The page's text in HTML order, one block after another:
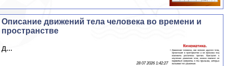
Описание движений тела человека во времени и
прострaнcтве
д...
28 07 2026 1:42:27